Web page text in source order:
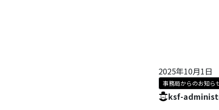
2025年10月1日
事務局からのお知ら
ksf-